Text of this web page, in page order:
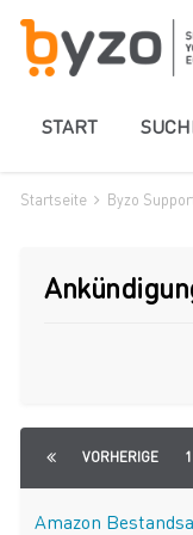
START
Startseite Byzo
VORHERIGE 1
Amazon